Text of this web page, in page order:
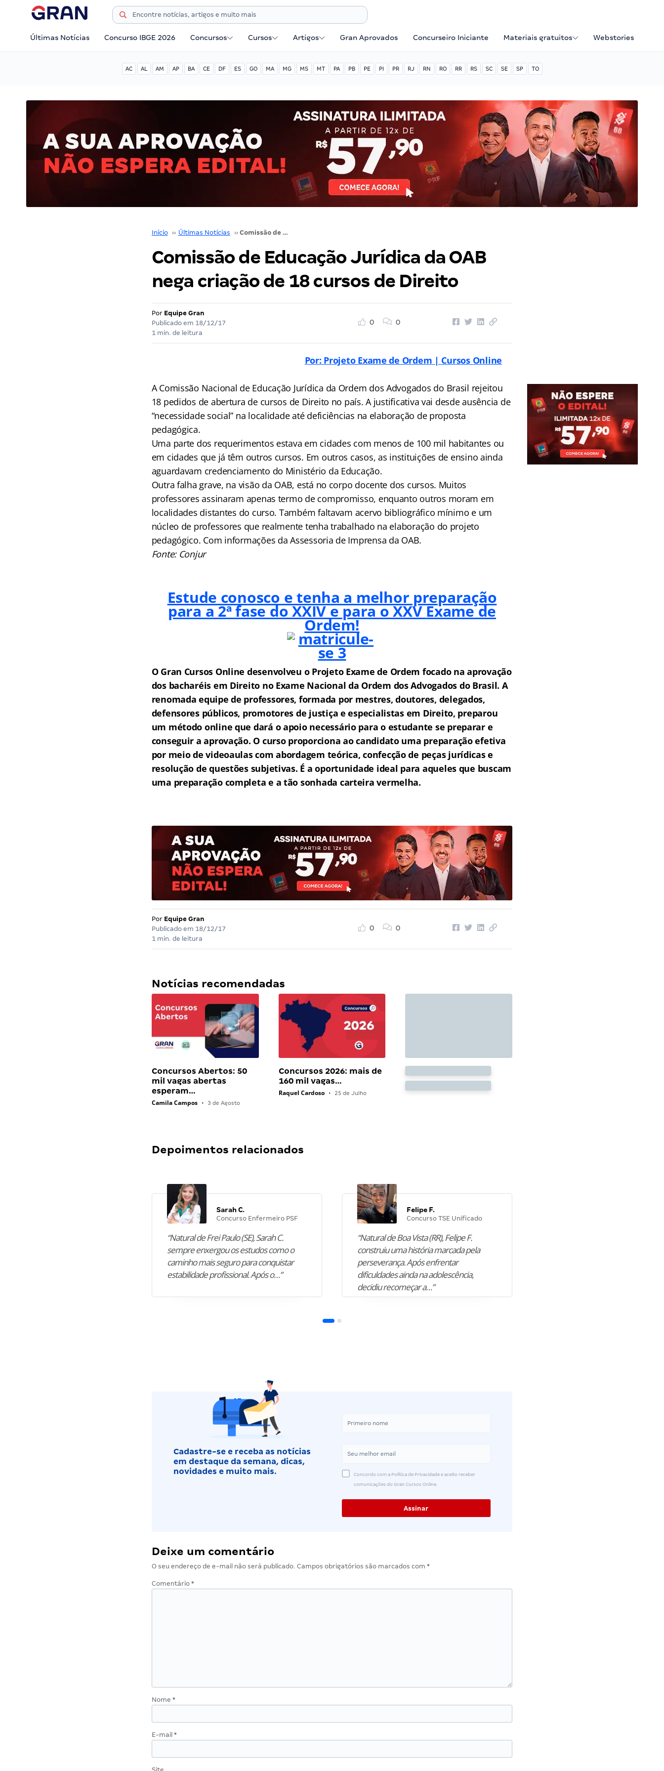
Últimas Notícias Concurso IBGE 2026 Concursos Cursos Artigos Gran Aprovados Concurseiro Iniciante Materiais gratuitos Webstories
AC AL AM AP BA CE DF ES GO MA MG MS MT PA PB PE PI PR RJ RN RO RR RS SC SE SP TO
Início ›› Últimas Notícias ›› Comissão de Educação Jurídica da OAB nega criação de 18 cursos de Direito
Comissão de Educação Jurídica da OAB
nega criação de 18 cursos de Direito
Por Equipe Gran
Publicado em 18/12/17
1 min. de leitura
0 0
Por: Projeto Exame de Ordem | Cursos Online
A Comissão Nacional de Educação Jurídica da Ordem dos Advogados do Brasil rejeitou
18 pedidos de abertura de cursos de Direito no país. A justificativa vai desde ausência de
“necessidade social” na localidade até deficiências na elaboração de proposta
pedagógica.
Uma parte dos requerimentos estava em cidades com menos de 100 mil habitantes ou
em cidades que já têm outros cursos. Em outros casos, as instituições de ensino ainda
aguardavam credenciamento do Ministério da Educação.
Outra falha grave, na visão da OAB, está no corpo docente dos cursos. Muitos
professores assinaram apenas termo de compromisso, enquanto outros moram em
localidades distantes do curso. Também faltavam acervo bibliográfico mínimo e um
núcleo de professores que realmente tenha trabalhado na elaboração do projeto
pedagógico. Com informações da Assessoria de Imprensa da OAB.
Fonte: Conjur
Estude conosco e tenha a melhor preparação
para a 2ª fase do XXIV e para o XXVExame de
Ordem!
O Gran Cursos Online desenvolveu o Projeto Exame de Ordem focado na aprovação
dos bacharéis em Direito no Exame Nacional da Ordem dos Advogados do Brasil. A
renomada equipe de professores, formada por mestres, doutores, delegados,
defensores públicos, promotores de justiça e especialistas em Direito, preparou
um método online que dará o apoio necessário para o estudante se preparar e
conseguir a aprovação. O curso proporciona ao candidato uma preparação efetiva
por meio de videoaulas com abordagem teórica, confecção de peças jurídicas e
resolução de questões subjetivas. É a oportunidade ideal para aqueles que buscam
uma preparação completa e a tão sonhada carteira vermelha.
Por Equipe Gran
Publicado em 18/12/17
1 min. de leitura
0 0
Notícias recomendadas
Concursos Abertos: 50
mil vagas abertas
esperam…
Camila Campos • 3 de Agosto
Concursos 2026: mais de
160 mil vagas…
Raquel Cardoso • 25 de Julho
Depoimentos relacionados
Sarah C.
Concurso Enfermeiro PSF
“Natural de Frei Paulo (SE), Sarah C.
sempre enxergou os estudos como o
caminho mais seguro para conquistar
estabilidade profissional. Após o…”
Felipe F.
Concurso TSE Unificado
“Natural de Boa Vista (RR), Felipe F.
construiu uma história marcada pela
perseverança. Após enfrentar
dificuldades ainda na adolescência,
decidiu recomeçar a…”
Cadastre-se e receba as notícias
em destaque da semana, dicas,
novidades e muito mais.
Concordo com a Política de Privacidade e aceito receber
comunicações do Gran Cursos Online.
Deixe um comentário
O seu endereço de e-mail não será publicado. Campos obrigatórios são marcados com *
Comentário *
Nome *
E-mail *